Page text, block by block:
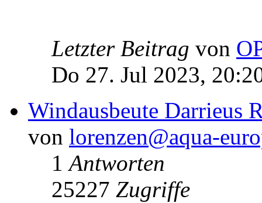
Letzter Beitrag von
Do 27. Jul 2023,
Windausbeute Darrieus
von lorenzen@aqua-
1Antworten
25227 Zugriffe